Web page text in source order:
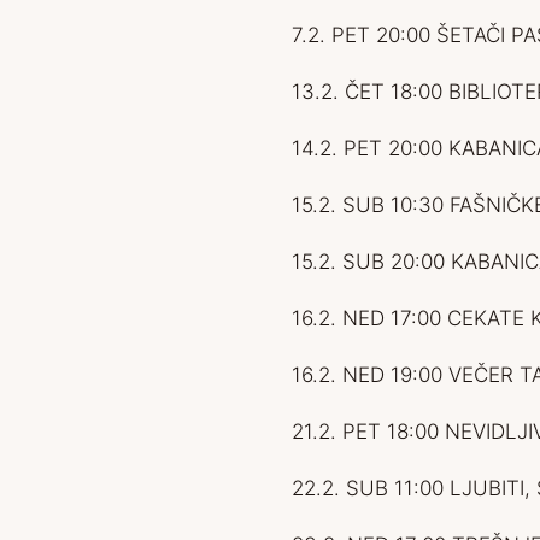
7.2. PET 20:00 ŠETAČI
13.2. ČET 18:00
14.2. PET 20:00
15.2. SUB 10:30
15.2. SUB 20:00
16.2. NED 17:00 CEKATE
16.2. NED 19:00 VEČER
21.2. PET 18:00
22.2. SUB 11:00 LJUBITI,